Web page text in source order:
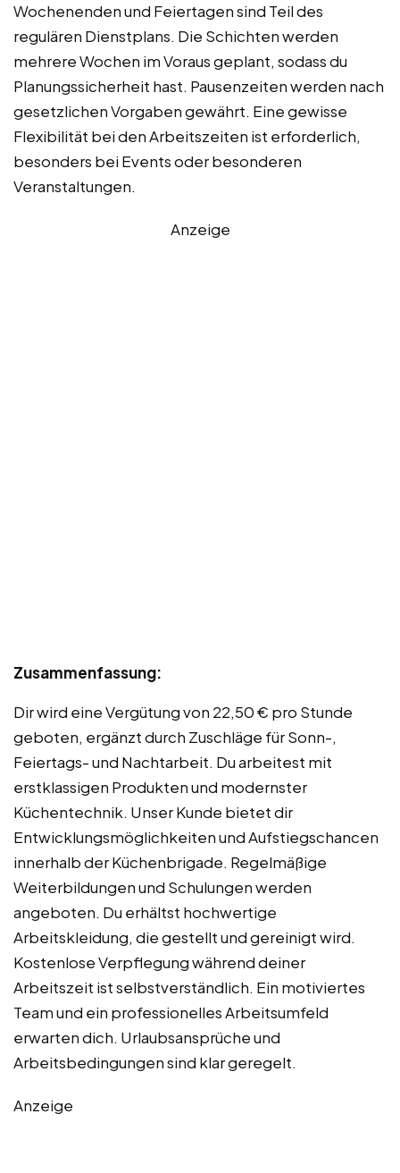
Wochenenden und Feiertagen sind Teil des
regulären Dienstplans. Die Schichten werden
mehrere Wochen im Voraus geplant, sodass du
Planungssicherheit hast. Pausenzeiten werden nach
gesetzlichen Vorgaben gewährt. Eine gewisse
Flexibilität bei den Arbeitszeiten ist erforderlich,
besonders bei Events oder besonderen
Veranstaltungen.
Anzeige
Zusammenfassung:
Dir wird eine Vergütung von 22,50 € pro Stunde
geboten, ergänzt durch Zuschläge für Sonn-,
Feiertags- und Nachtarbeit. Du arbeitest mit
erstklassigen Produkten und modernster
Küchentechnik. Unser Kunde bietet dir
Entwicklungsmöglichkeiten und Aufstiegschancen
innerhalb der Küchenbrigade. Regelmäßige
Weiterbildungen und Schulungen werden
angeboten. Du erhältst hochwertige
Arbeitskleidung, die gestellt und gereinigt wird.
Kostenlose Verpflegung während deiner
Arbeitszeit ist selbstverständlich. Ein motiviertes
Team und ein professionelles Arbeitsumfeld
erwarten dich. Urlaubsansprüche und
Arbeitsbedingungen sind klar geregelt.
Anzeige